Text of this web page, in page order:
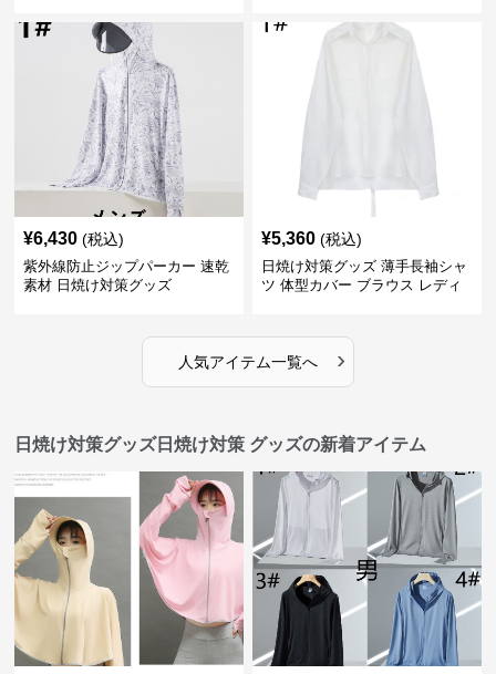
¥6,430 (税込)
紫外線防止ジップパーカー 速乾
素材 日焼け対策グッズ
¥5,360 (税込)
日焼け対策グッズ 薄手長袖シャ
ツ 体型カバー ブラウス レディ
人気アイテム一覧へ ›
日焼け対策グッズ日焼け対策 グッズの新着アイテム